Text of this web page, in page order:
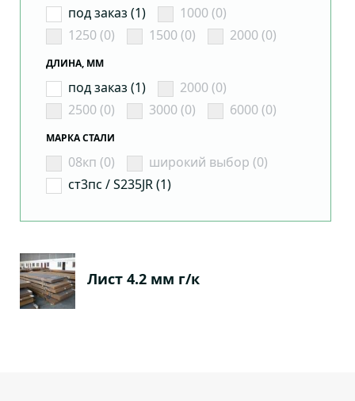
под заказ (1)
1000 (0)
1250 (0)
1500 (0) 2000 (0)
ДЛИНА, ММ
под заказ (1)
2000 (0)
2500 (0)
3000 (0) 6000 (0)
МАРКА СТАЛИ
08кп (0)
широкий выбор (0)
ст3пс / S235JR (1)
Лист 4.2 мм г/к